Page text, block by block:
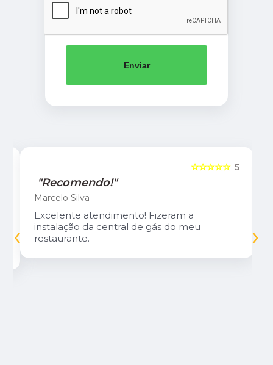
Enviar
5
☆☆☆☆☆
"Recomendo!"
Marcelo Silva
Excelente atendimento! Fizeram a
instalação da central de gás do meu
restaurante.
‹ ›